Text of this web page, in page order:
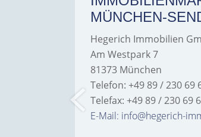
MÜNCHEN-
Hegerich Immobilien
Am Westpark 7
81373 München
Telefon: +49 89 / 230 69
Telefax: +49 89 / 230 69
E-Mail: info@hegerich-